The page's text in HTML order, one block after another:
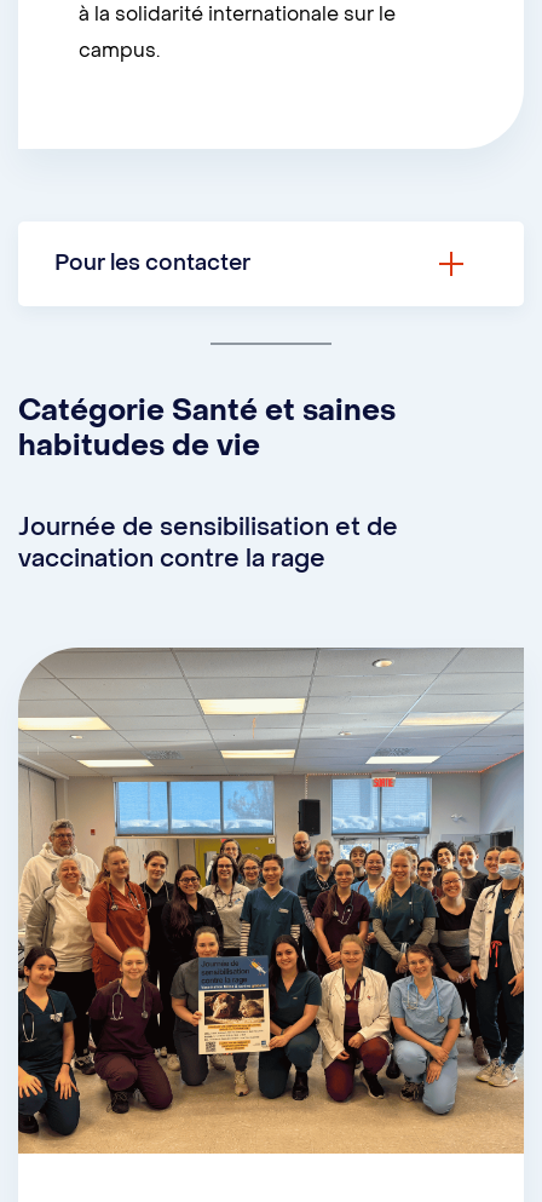
à la solidarité internationale sur le
campus.
Pour les contacter
udem.fomsf@gmail.com
Instagram :@amis_msf_udem
Facebook :
MSF - Université de
Catégorie Santé et saines
habitudes de vie
Journée de sensibilisation et de
vaccination contre la rage